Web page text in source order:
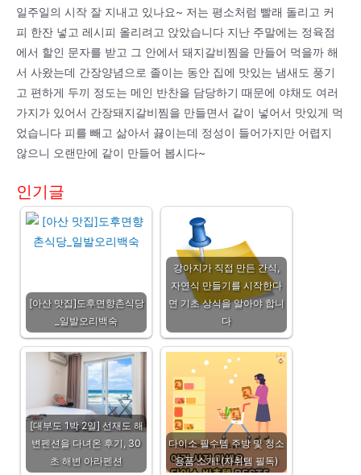
일주일의 시작 잘 지내고 있나요~ 저는 평소처럼 빨래 돌리고 커
피 한잔 넣고 레시피 올리려고 앉았습니다 지난 주말에는 정육점
에서 할인 문자를 받고 그 안에서 돼지갈비찜을 만들어 먹을까 해
서 사왔는데 간장양념으로 졸이는 동안 집에 맛있는 냄새도 풍기
고 편하게 두끼 정도는 메인 반찬을 담당하기 때문에 야채도 여러
가지가 있어서 간장돼지갈비찜을 만들면서 같이 넣어서 맛있게 먹
었습니다 피를 빼고 삶아서 끓이는데 정성이 들어가지만 어렵지
않으니 오랜만에 같이 만들어 봅시다~
인기글
[아산 맛집]도후면향촌식당
_일발오리백숙
강아지가 직접 만든 간식,
자연식 만들기를 시작한다
면 기초 상식을 알아야 합니
다
[대부도 1박 2일] 선재도 해
변펜션을 다녀온 후기, 30
초 해변 아라펜션
다이소 필수템 주방 및 청소
용품 소개! (자취템 필독)